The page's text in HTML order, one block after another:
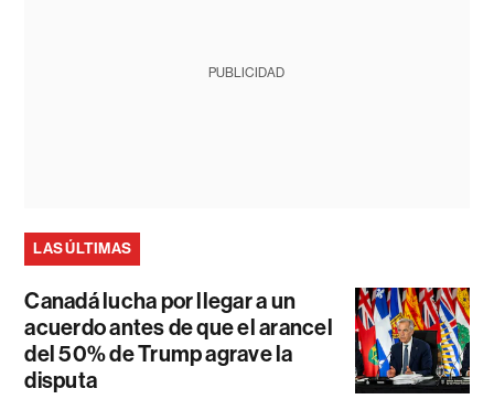
PUBLICIDAD
LAS ÚLTIMAS
Canadá lucha por llegar a un
acuerdo antes de que el arancel
del 50% de Trump agrave la
disputa